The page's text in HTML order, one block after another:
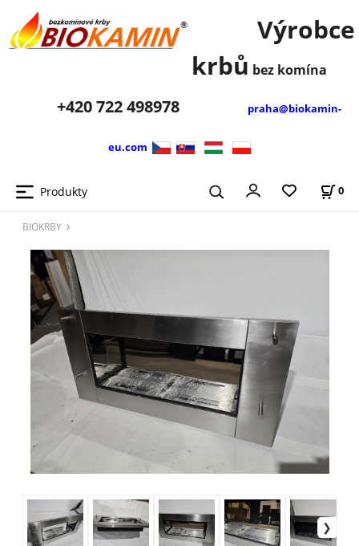
Výrobce
krbů bez komína
+420722 498978 praha@biokamin-
eu.com
Produkty 0
BIOKRBY